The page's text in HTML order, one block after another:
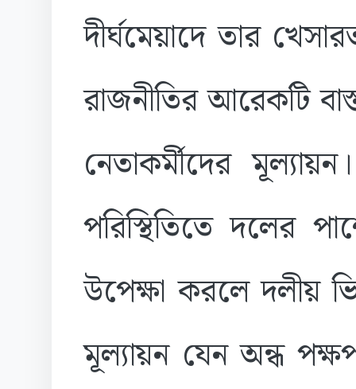
দীর্ঘমেয়াদে তার
রাজনীতির আরেকটি
নেতাকর্মীদের
পরিস্থিতিতে দলের
উপেক্ষা করলে দলীয়
মূল্যায়ন যেন অন্ধ